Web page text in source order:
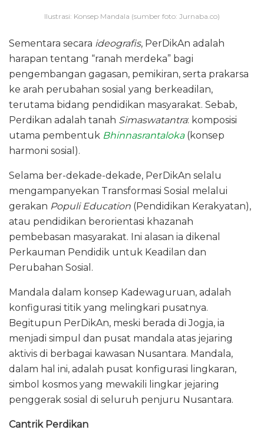
Ilustrasi: Konsep Mandala (sumber foto: Jurnaba.co)
‎Sementara secara ideografis, PerDikAn adalah
harapan tentang “ranah merdeka” bagi
pengembangan gagasan, pemikiran, serta prakarsa
ke arah perubahan sosial yang berkeadilan,
terutama bidang pendidikan masyarakat. Sebab,
Perdikan adalah tanah Simaswatantra: komposisi
utama pembentuk Bhinnasrantaloka(konsep
harmoni sosial).
Selama ber-dekade-dekade, PerDikAn selalu
mengampanyekan Transformasi Sosial melalui
gerakan Populi Education (Pendidikan Kerakyatan),
atau pendidikan berorientasi khazanah
pembebasan masyarakat. Ini alasan ia dikenal
Perkauman Pendidik untuk Keadilan dan
Perubahan Sosial.
Mandala dalam konsep Kadewaguruan, adalah
konfigurasi titik yang melingkari pusatnya.
Begitupun PerDikAn, meski berada di Jogja, ia
menjadi simpul dan pusat mandala atas jejaring
aktivis di berbagai kawasan Nusantara. Mandala,
dalam hal ini, adalah pusat konfigurasi lingkaran,
simbol kosmos yang mewakili lingkar jejaring
penggerak sosial di seluruh penjuru Nusantara.
Cantrik Perdikan